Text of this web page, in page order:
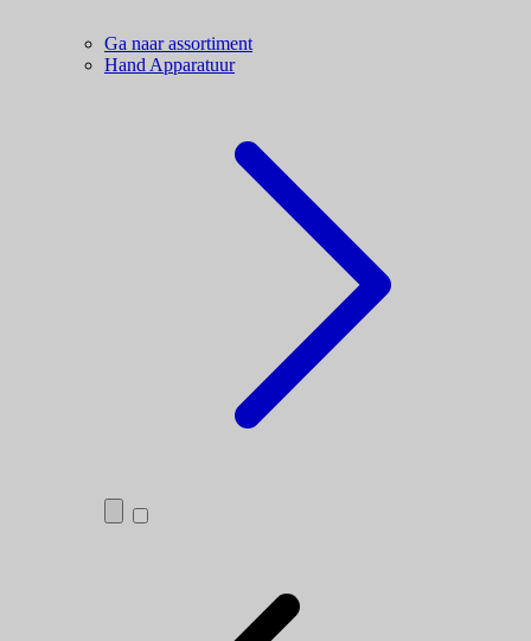
Ga naar assortiment
Hand Apparatuur